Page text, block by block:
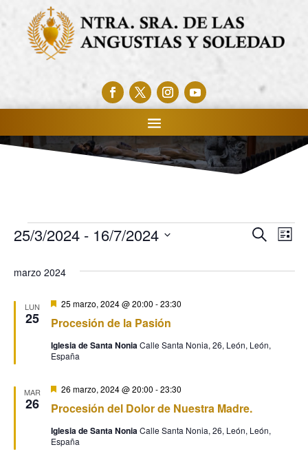
Eventos
de
y
de
BuscarLista
25/3/2024 - 16/7/2024
la
marzo 2024
LUN
25 Procesión de la Pasión
Destacado
25 marzo, 2024 @ 20:00 -23:30
Iglesia de Santa NoniaCalle Santa Nonia, 26, León, León,
España
MAR
26 Procesión del Dolor de Nuestra Madre.
Destacado
26 marzo, 2024 @ 20:00 -23:30
Iglesia de Santa NoniaCalle Santa Nonia, 26, León, León,
España